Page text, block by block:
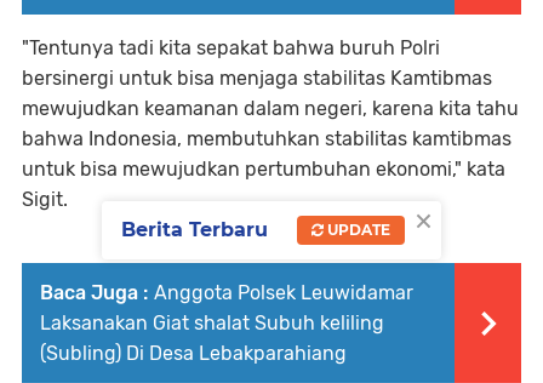
"Tentunya tadi kita sepakat bahwa buruh Polri
bersinergi untuk bisa menjaga stabilitas Kamtibmas
mewujudkan keamanan dalam negeri, karena kita tahu
bahwa Indonesia, membutuhkan stabilitas kamtibmas
untuk bisa mewujudkan pertumbuhan ekonomi," kata
Sigit.
Baca Juga : Anggota Polsek Leuwidamar
Laksanakan Giat shalat Subuh keliling
(Subling) Di Desa Lebakparahiang
×
Berita Terbaru UPDATE